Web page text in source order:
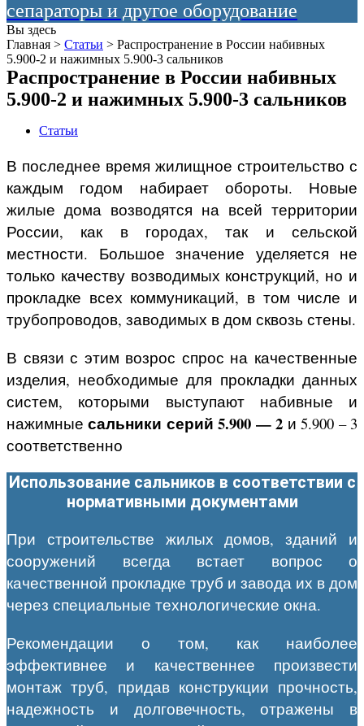
сепараторы и другое оборудование
Вы здесь
Главная > Статьи > Распространение в России набивных
5.900-2 и нажимных 5.900-3 сальников
Распространение в России набивных
5.900-2 и нажимных 5.900-3 сальников
Статьи
В последнее время жилищное строительство с
каждым годом набирает обороты. Новые
жилые дома возводятся на всей территории
России, как в городах, так и сельской
местности. Большое значение уделяется не
только качеству возводимых конструкций, но и
прокладке всех коммуникаций, в том числе и
трубопроводов, заводимых в дом сквозь стены.
В связи с этим возрос спрос на качественные
изделия, необходимые для прокладки данных
систем, которыми выступают набивные и
нажимныесальники серий5.900 — 2 и 5.900 – 3
соответственно
Использование сальников в соответствии с
нормативными документами
При строительстве жилых домов, зданий и
сооружений всегда встает вопрос о
качественной прокладке труб и завода их в дом
через специальные технологические окна.
Рекомендации о том, как наиболее
эффективнее и качественнее произвести
монтаж труб, придав конструкции прочность,
надежность и долговечность, отражены в